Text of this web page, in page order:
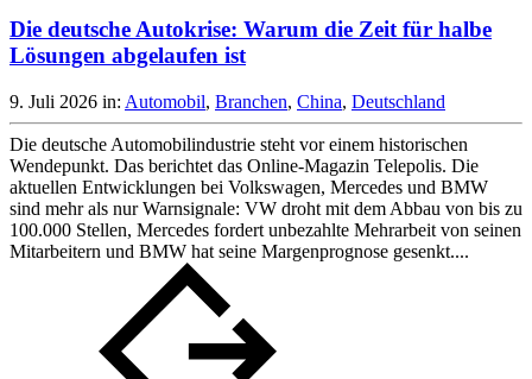
Die deutsche Autokrise: Warum die Zeit für halbe
Lösungen abgelaufen ist
9. Juli 2026 in: Automobil, Branchen, China, Deutschland
Die deutsche Automobilindustrie steht vor einem historischen
Wendepunkt. Das berichtet das Online-Magazin Telepolis. Die
aktuellen Entwicklungen bei Volkswagen, Mercedes und BMW
sind mehr als nur Warnsignale: VW droht mit dem Abbau von bis zu
100.000 Stellen, Mercedes fordert unbezahlte Mehrarbeit von seinen
Mitarbeitern und BMW hat seine Margenprognose gesenkt....